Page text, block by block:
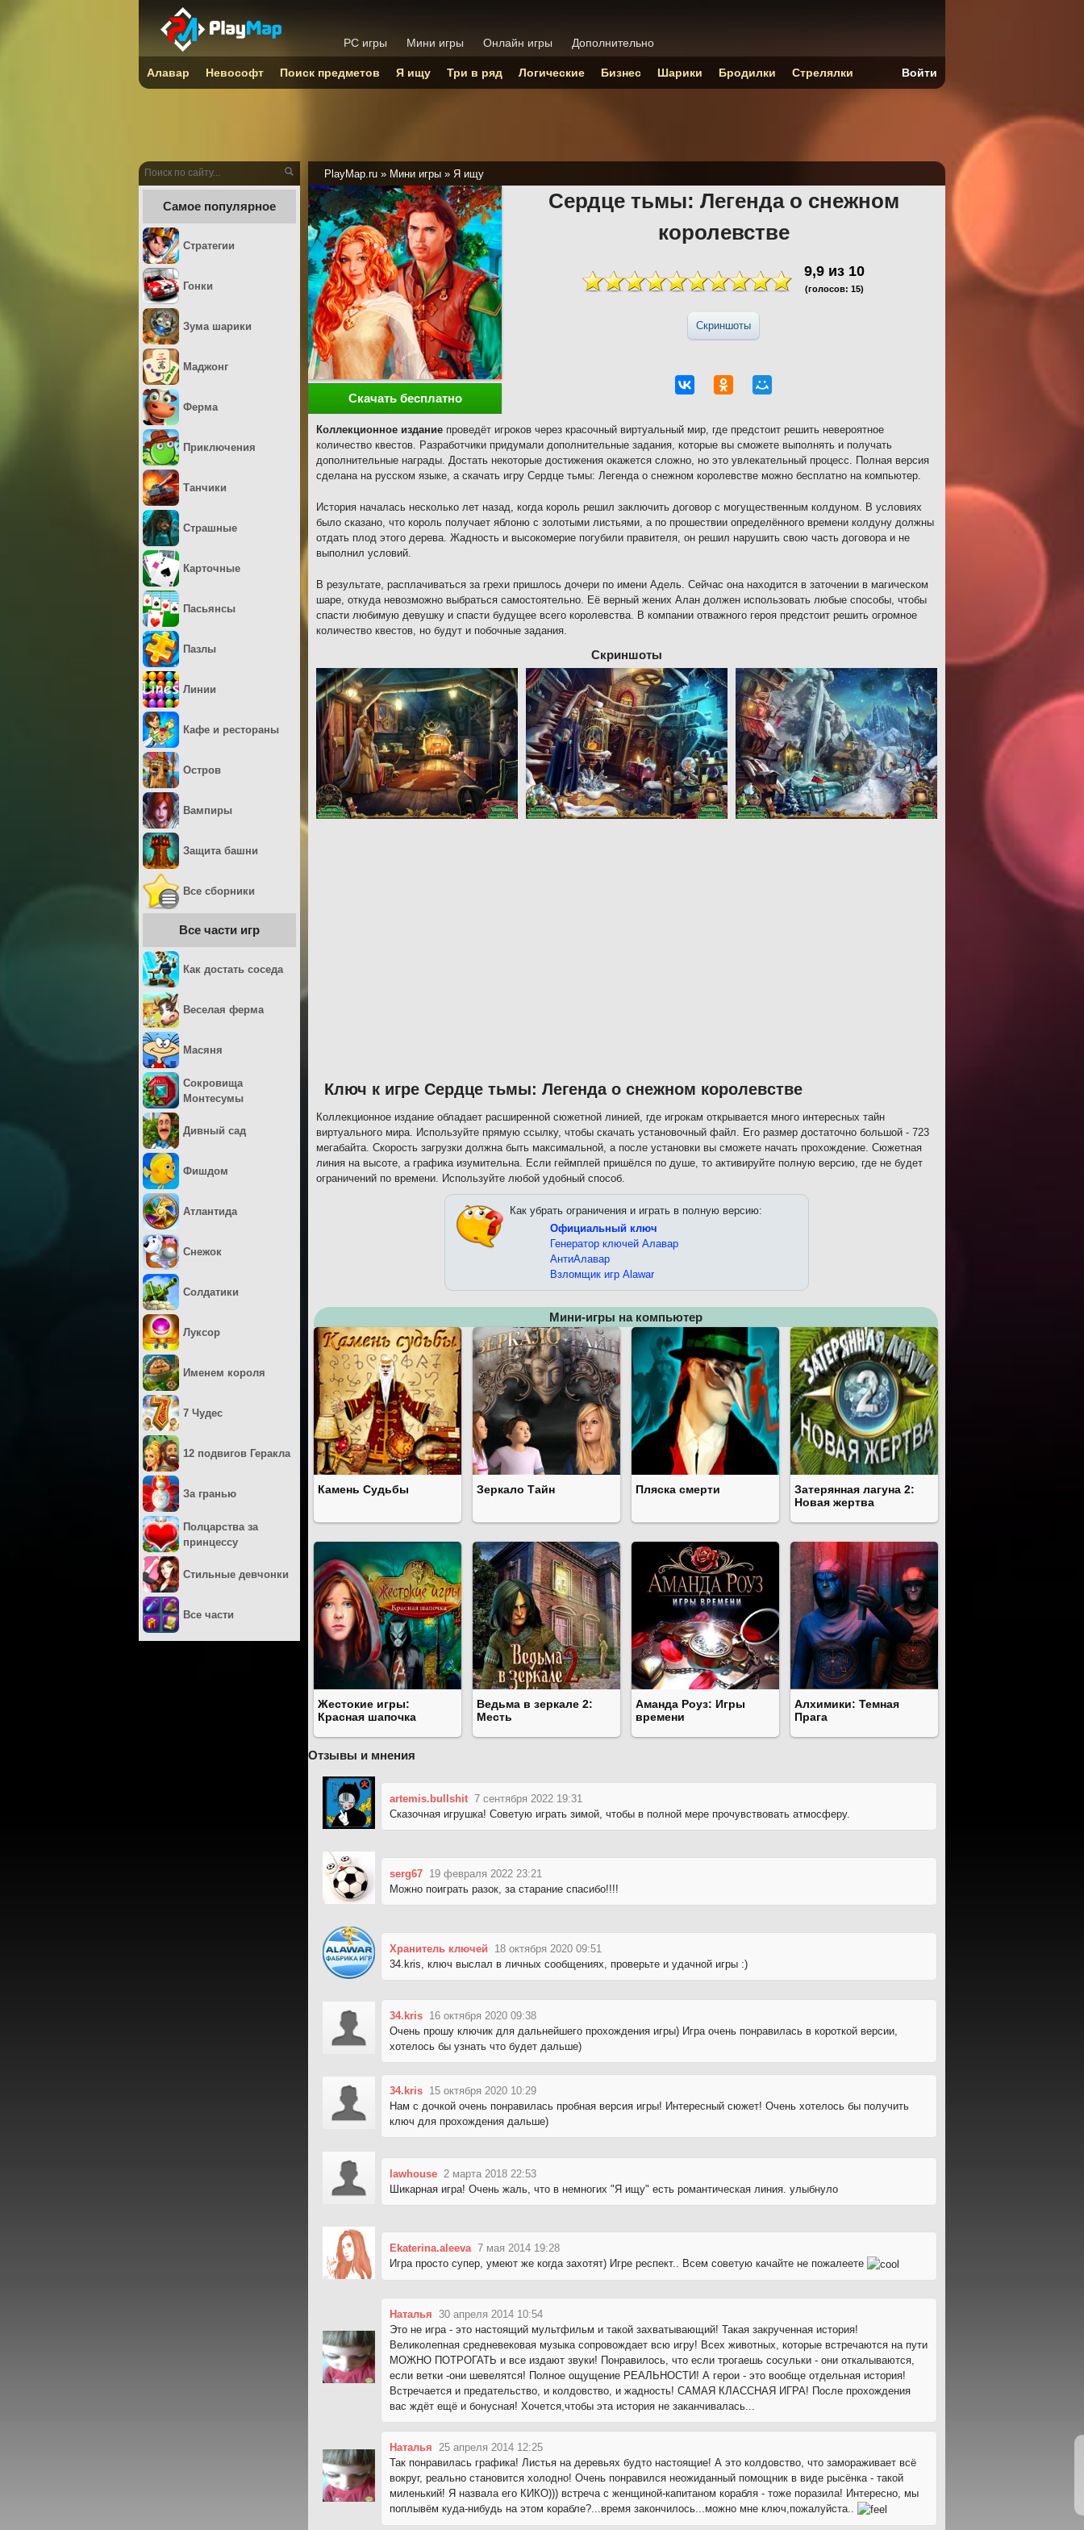
PlayMap.ru » Мини игры » Я ищу
Сердце тьмы: Легенда о снежном
королевстве
9,9 из 10
(голосов: 15)
Скриншоты
Скачать бесплатно
Коллекционное издание проведёт игроков через красочный виртуальный мир, где предстоит решить невероятное
количество квестов. Разработчики придумали дополнительные задания, которые вы сможете выполнять и получать
дополнительные награды. Достать некоторые достижения окажется сложно, но это увлекательный процесс. Полная версия
сделана на русском языке, а скачать игру Сердце тьмы: Легенда о снежном королевстве можно бесплатно на компьютер.
История началась несколько лет назад, когда король решил заключить договор с могущественным колдуном. В условиях
было сказано, что король получает яблоню с золотыми листьями, а по прошествии определённого времени колдуну должны
отдать плод этого дерева. Жадность и высокомерие погубили правителя, он решил нарушить свою часть договора и не
выполнил условий.
В результате, расплачиваться за грехи пришлось дочери по имени Адель. Сейчас она находится в заточении в магическом
шаре, откуда невозможно выбраться самостоятельно. Её верный жених Алан должен использовать любые способы, чтобы
спасти любимую девушку и спасти будущее всего королевства. В компании отважного героя предстоит решить огромное
количество квестов, но будут и побочные задания.
Скриншоты
Ключ к игре Сердце тьмы: Легенда о снежном королевстве
Коллекционное издание обладает расширенной сюжетной линией, где игрокам открывается много интересных тайн
виртуального мира. Используйте прямую ссылку, чтобы скачать установочный файл. Его размер достаточно большой - 723
мегабайта. Скорость загрузки должна быть максимальной, а после установки вы сможете начать прохождение. Сюжетная
линия на высоте, а графика изумительна. Если геймплей пришёлся по душе, то активируйте полную версию, где не будет
ограничений по времени. Используйте любой удобный способ.
Как убрать ограничения и играть в полную версию:
Официальный ключ
Генератор ключей Алавар
АнтиАлавар
Взломщик игр Alawar
Мини-игры на компьютер
Камень Судьбы Зеркало Тайн Пляска смерти
Затерянная лагуна 2:
Новая жертва
Жестокие игры:
Красная шапочка
Ведьма в зеркале 2:
Месть
Аманда Роуз: Игры
времени
Алхимики: Темная
Прага
Отзывы и мнения
artemis.bullshit 7 сентября 2022 19:31
Сказочная игрушка! Советую играть зимой, чтобы в полной мере прочувствовать атмосферу.
serg67 19 февраля 2022 23:21
Можно поиграть разок, за старание спасибо!!!!
Хранитель ключей
18 октября 2020 09:51
34.kris, ключ выслал в личных сообщениях, проверьте и удачной игры :)
34.kris 16 октября 2020 09:38
Очень прошу ключик для дальнейшего прохождения игры) Игра очень понравилась в короткой версии,
хотелось бы узнать что будет дальше)
34.kris 15 октября 2020 10:29
Нам с дочкой очень понравилась пробная версия игры! Интересный сюжет! Очень хотелось бы получить
ключ для прохождения дальше)
lawhouse 2 марта 2018 22:53
Шикарная игра! Очень жаль, что в немногих "Я ищу" есть романтическая линия. улыбнуло
Ekaterina.aleeva 7 мая 2014 19:28
Игра просто супер, умеют же когда захотят) Игре респект.. Всем советую качайте не пожалеете
Наталья 30 апреля 2014 10:54
Это не игра - это настоящий мультфильм и такой захватывающий! Такая закрученная история!
Великолепная средневековая музыка сопровождает всю игру! Всех животных, которые встречаются на пути
МОЖНО ПОТРОГАТЬ и все издают звуки! Понравилось, что если трогаешь сосульки - они откалываются,
если ветки -они шевелятся! Полное ощущение РЕАЛЬНОСТИ! А герои - это вообще отдельная история!
Встречается и предательство, и колдовство, и жадность! САМАЯ КЛАССНАЯ ИГРА! После прохождения
вас ждёт ещё и бонусная! Хочется,чтобы эта история не заканчивалась...
Наталья 25 апреля 2014 12:25
Так понравилась графика! Листья на деревьях будто настоящие! А это колдовство, что замораживает всё
вокруг, реально становится холодно! Очень понравился неожиданный помощник в виде рысёнка - такой
миленький! Я назвала его КИКО))) встреча с женщиной-капитаном корабля - тоже поразила! Интересно, мы
поплывём куда-нибудь на этом корабле?...время закончилось...можно мне ключ,пожалуйста..
Самое популярное
Стратегии
Гонки
Зума шарики
Маджонг
Ферма
Приключения
Танчики
Страшные
Карточные
Пасьянсы
Пазлы
Линии
Кафе и рестораны
Остров
Вампиры
Защита башни
Все сборники
Все части игр
Как достать соседа
Веселая ферма
Масяня
Сокровища
Монтесумы
Дивный сад
Фишдом
Атлантида
Снежок
Солдатики
Луксор
Именем короля
7 Чудес
12 подвигов Геракла
За гранью
Полцарства за
принцессу
Стильные девчонки
Все части
PC игры Мини игры Онлайн игры Дополнительно
Алавар Невософт Поиск предметов Я ищу Три в ряд Логические Бизнес Шарики Бродилки Стрелялки Войти